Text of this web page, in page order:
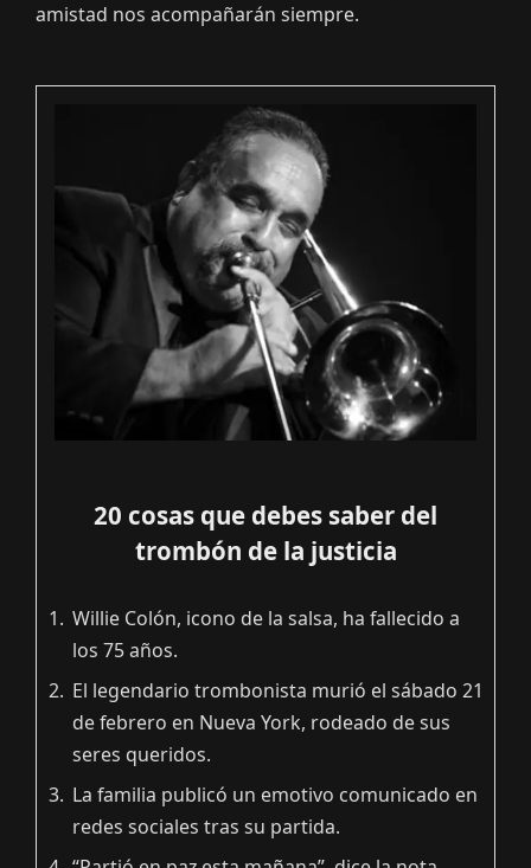
amistad nos acompañarán siempre.
20 cosas que debes saber del
trombón de la justicia
Willie Colón, icono de la salsa, ha fallecido a
los 75 años.
El legendario trombonista murió el sábado 21
de febrero en Nueva York, rodeado de sus
seres queridos.
La familia publicó un emotivo comunicado en
redes sociales tras su partida.